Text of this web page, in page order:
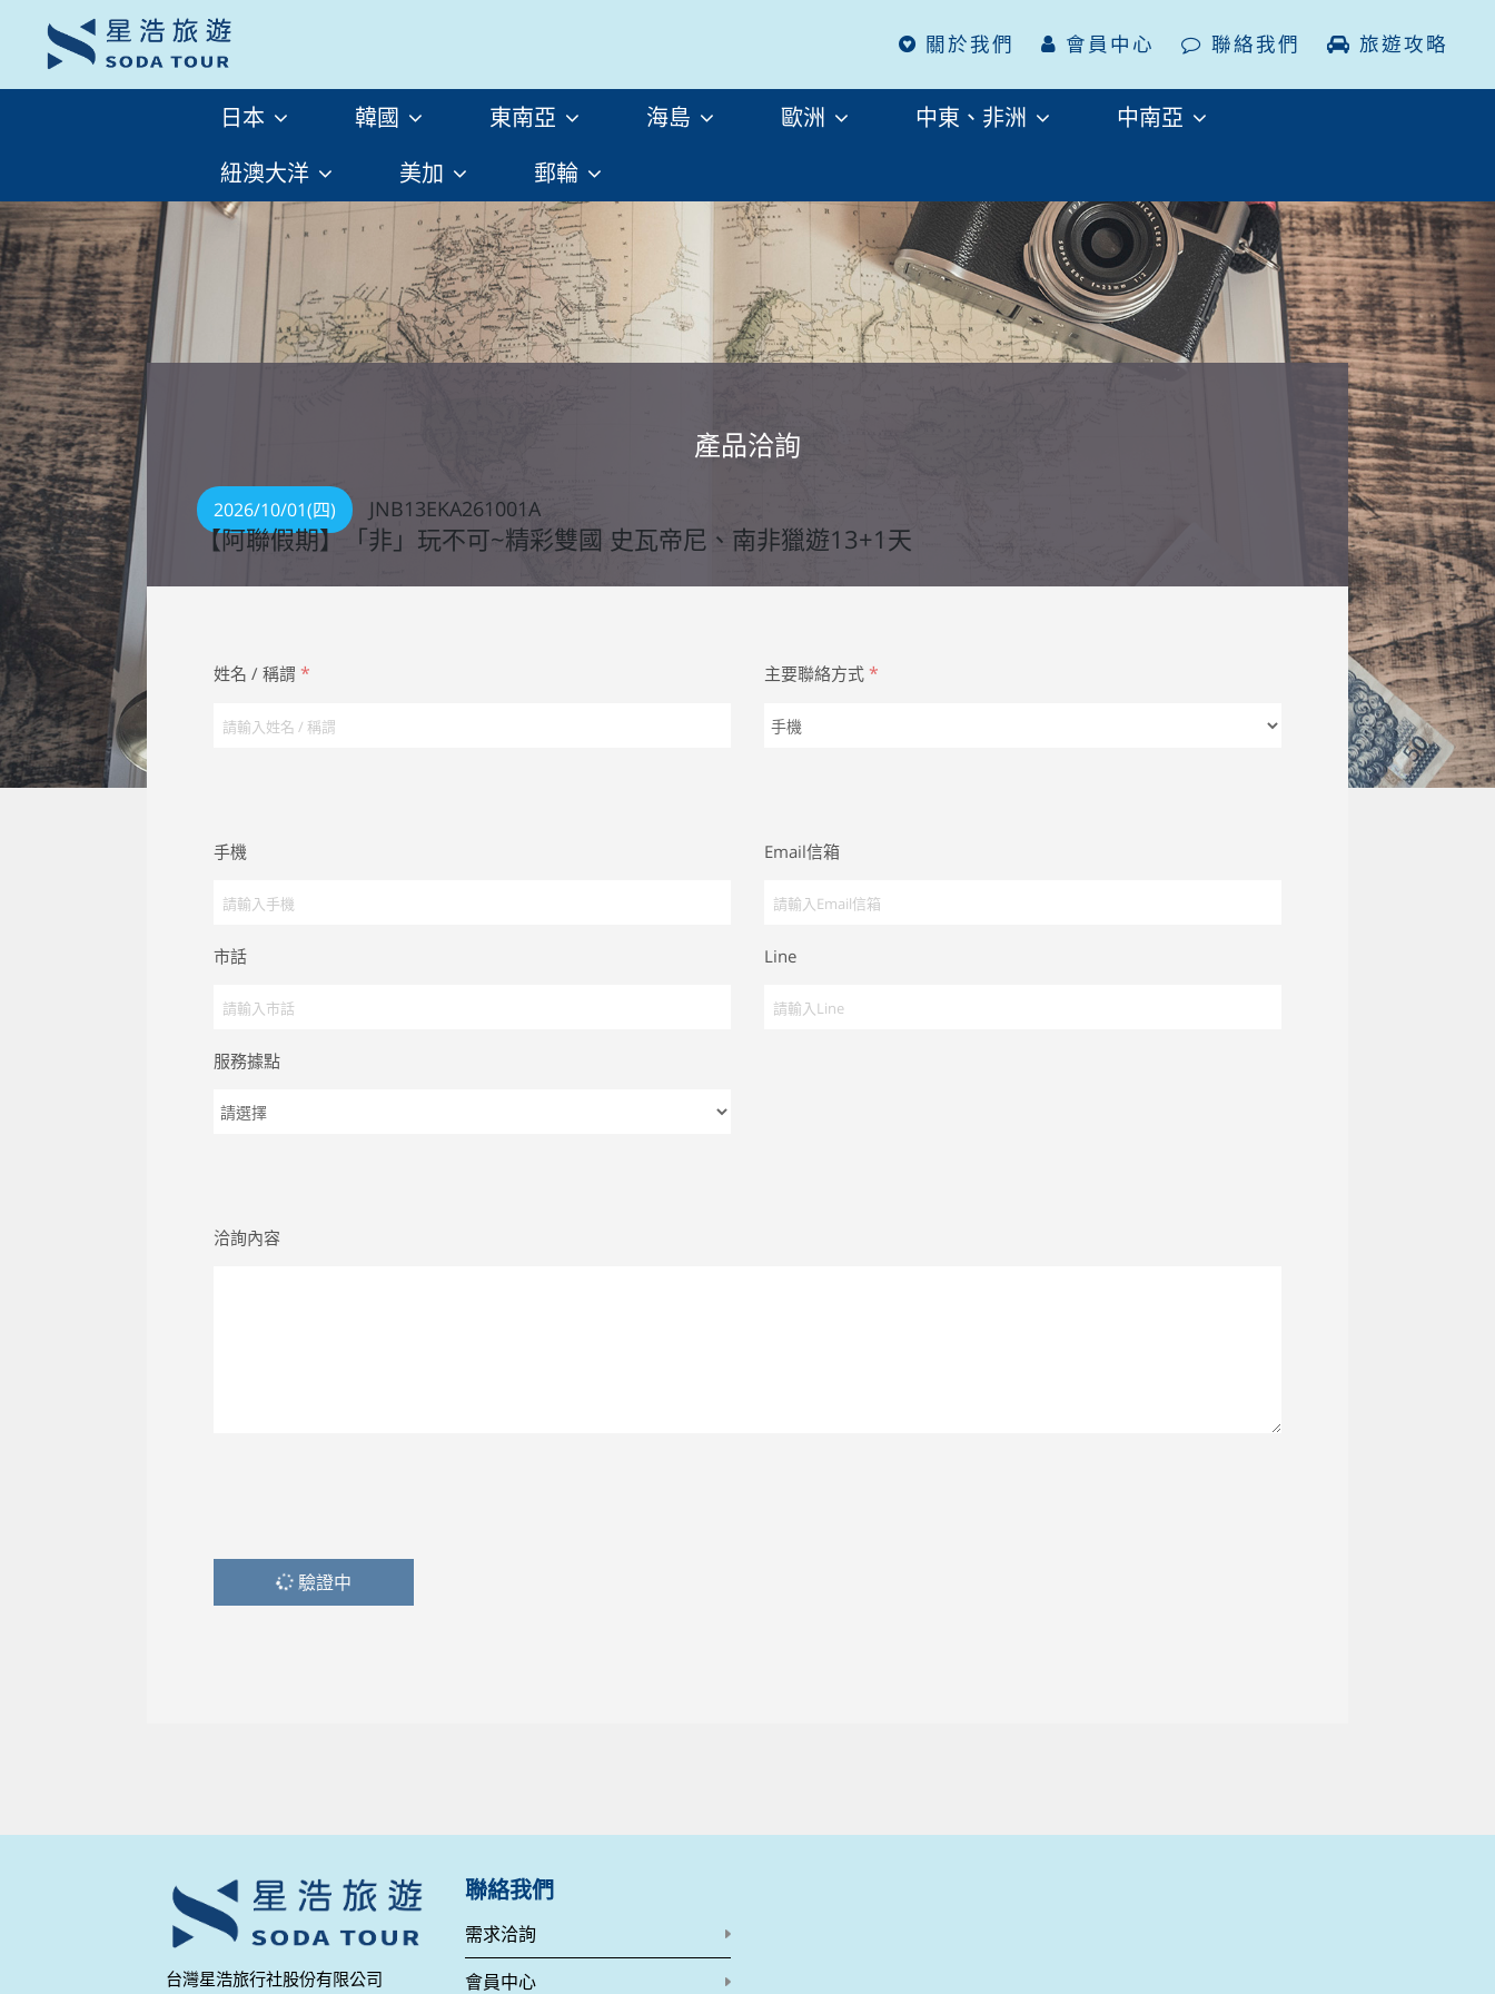
關於我們 會員中心 聯絡我們 旅遊攻略
日本 韓國 東南亞 海島 歐洲 中東、非洲
中南亞
紐澳大洋
美加 郵輪
產品洽詢
2026/10/01(四) JNB13EKA261001A
【阿聯假期】「非」玩不可~精彩雙國 史瓦帝尼、南非獵遊13+1天
姓名 / 稱謂 * 主要聯絡方式 *
手機 Email信箱
市話 Line
服務據點
洽詢內容
驗證中
台灣星浩旅行社股份有限公司
聯絡我們
需求洽詢
會員中心